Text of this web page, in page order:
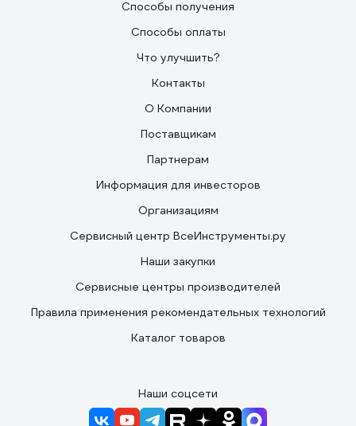
Способы получения
Способы оплаты
Что улучшить?
Контакты
О Компании
Поставщикам
Партнерам
Информация для инвесторов
Организациям
Сервисный центр ВсеИнструменты.ру
Наши закупки
Сервисные центры производителей
Правила применения рекомендательных технологий
Каталог товаров
Наши соцсети